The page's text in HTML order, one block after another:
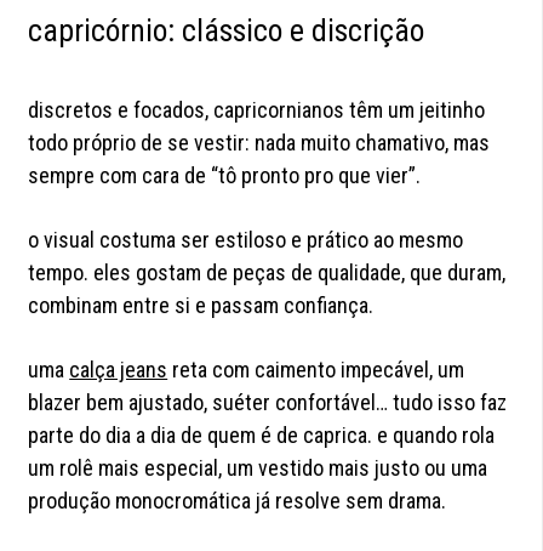
capricórnio: clássico e discrição
discretos e focados, capricornianos têm um jeitinho
todo próprio de se vestir: nada muito chamativo, mas
sempre com cara de “tô pronto pro que vier”.
o visual costuma ser estiloso e prático ao mesmo
tempo. eles gostam de peças de qualidade, que duram,
combinam entre si e passam confiança.
uma calça jeans reta com caimento impecável, um
blazer bem ajustado, suéter confortável… tudo isso faz
parte do dia a dia de quem é de caprica. e quando rola
um rolê mais especial, um vestido mais justo ou uma
produção monocromática já resolve sem drama.